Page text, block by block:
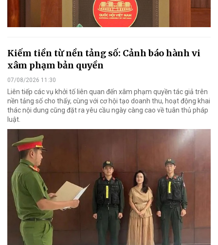
Kiếm tiền từ nền tảng số: Cảnh báo hành vi
xâm phạm bản quyền
07/08/2026 11:30
Liên tiếp các vụ khởi tố liên quan đến xâm phạm quyền tác giả trên
nền tảng số cho thấy, cùng với cơ hội tạo doanh thu, hoạt động khai
thác nội dung cũng đặt ra yêu cầu ngày càng cao về tuân thủ pháp
luật.